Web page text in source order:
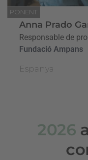
PONENT
Anna Prado
Responsable de
Fundació Ampans
Espanya
2026